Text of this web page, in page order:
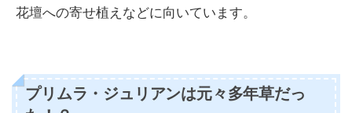
花壇への寄せ植えなどに向いています。
プリムラ・ジュリアンは元々多年草だっ